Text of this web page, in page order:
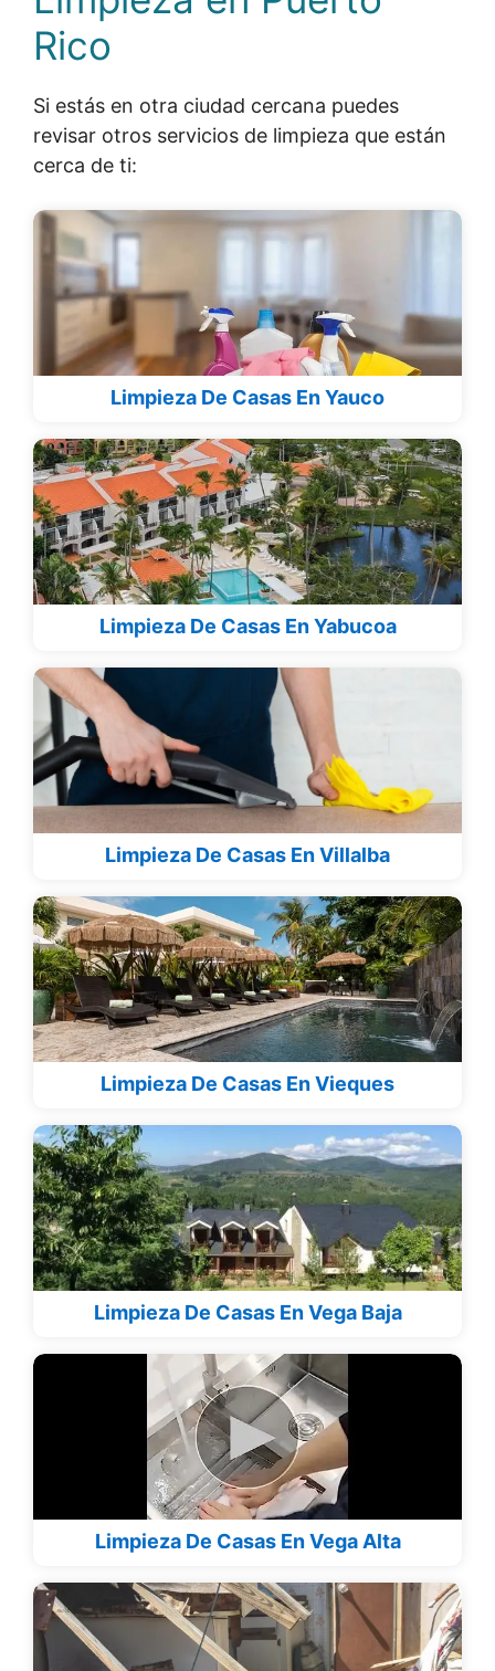
Rico
Si estás en otra ciudad cercana puedes
revisar otros servicios de limpieza que están
cerca de ti:
Limpieza De Casas En Yauco
Limpieza De Casas En Yabucoa
Limpieza De Casas En Villalba
Limpieza De Casas En Vieques
Limpieza De Casas En Vega Baja
Limpieza De Casas En Vega Alta